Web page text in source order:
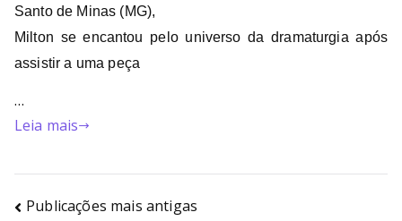
Santo de Minas (MG),
Milton se encantou pelo universo da dramaturgia após
assistir a uma peça
…
Leia mais
Publicações mais antigas